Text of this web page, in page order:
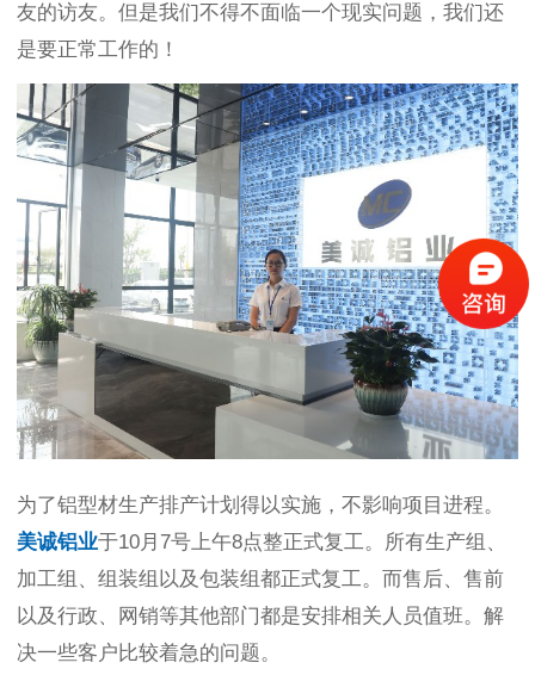
友的访友。但是我们不得不面临一个现实问题，我们还
是要正常工作的！
为了铝型材生产排产计划得以实施，不影响项目进程。
美诚铝业于10月7号上午8点整正式复工。所有生产组、
加工组、组装组以及包装组都正式复工。而售后、售前
以及行政、网销等其他部门都是安排相关人员值班。解
决一些客户比较着急的问题。